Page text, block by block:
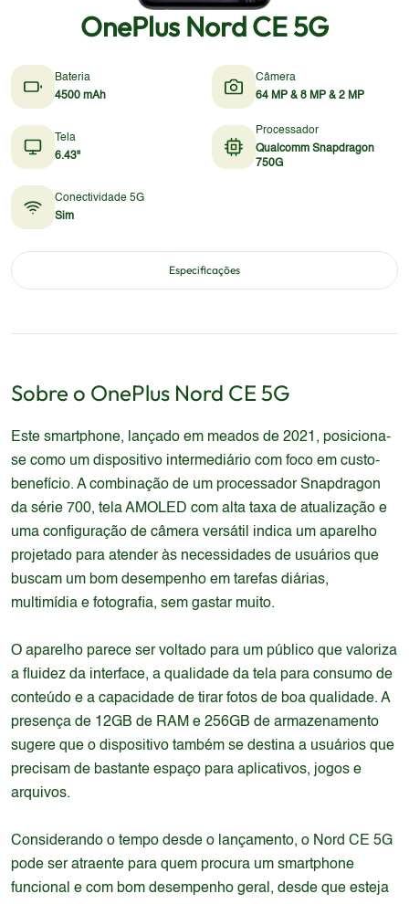
OnePlus Nord CE 5G
Bateria
4500 mAh
Câmera
64 MP & 8 MP & 2 MP
Tela
6.43"
Processador
Qualcomm Snapdragon
750G
Conectividade 5G
Sim
Especificações
Sobre o OnePlus Nord CE 5G
Este smartphone, lançado em meados de 2021, posiciona-
se como um dispositivo intermediário com foco em custo-
benefício. A combinação de um processador Snapdragon
da série 700, tela AMOLED com alta taxa de atualização e
uma configuração de câmera versátil indica um aparelho
projetado para atender às necessidades de usuários que
buscam um bom desempenho em tarefas diárias,
multimídia e fotografia, sem gastar muito.
O aparelho parece ser voltado para um público que valoriza
a fluidez da interface, a qualidade da tela para consumo de
conteúdo e a capacidade de tirar fotos de boa qualidade. A
presença de 12GB de RAM e 256GB de armazenamento
sugere que o dispositivo também se destina a usuários que
precisam de bastante espaço para aplicativos, jogos e
arquivos.
Considerando o tempo desde o lançamento, o Nord CE 5G
pode ser atraente para quem procura um smartphone
funcional e com bom desempenho geral, desde que esteja